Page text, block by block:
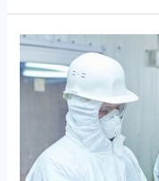
Jadwal
Terdekat
Pelatihan
Penanggung
Jawab
Pemantauan